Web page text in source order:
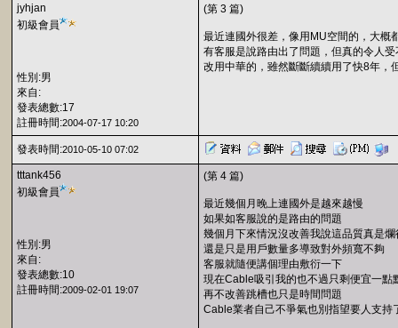
jyhjan
初級會員
性別:男
來自:
發表總數:17
註冊時間:2004-07-17 10:20
(第 3 篇)
最近連國外很差，像用MU空間的，大概
有客服是說路由出了問題，但真的令人
改用中華的，雖然斷斷續續用了快8年，
發表時間:2010-05-10 07:02
tttank456
初級會員
性別:男
來自:
發表總數:10
註冊時間:2009-02-01 19:07
(第 4 篇)
最近幾個月晚上連國外是越來越慢
如果如客服說的是路由的問題
幾個月下來情況沒改善我說這品質真是爛
還是只是用戶數量多導致對外頻寬不夠
客服就隨便講個理由敷衍一下
現在Cable吸引我的也不過只剩便宜一點
再不改善跳槽也只是時間問題
Cable業者自己不爭氣也別指望要人支持